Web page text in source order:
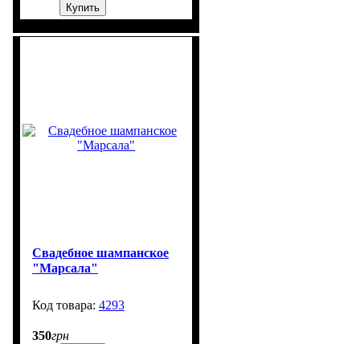
Купить
Свадебное шампанское
"Марсала"
4293
350грн